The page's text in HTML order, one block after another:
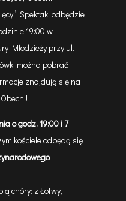
Spektakl odbędzie
19:00 w
Młodzieży przy ul.
można pobrać
znajdują się na
o godz. 19:00 i 7
kościele odbędą się
chóry: z Łotwy,